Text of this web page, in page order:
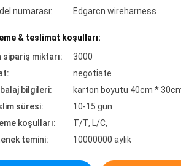
numarası:
Edgarcn wireharness
& teslimat koşulları:
sipariş miktarı:
3000
negotiate
bilgileri:
karton boyutu 40cm *
süresi:
10-15 gün
koşulları:
T/T, L/C,
temini:
10000000 aylık